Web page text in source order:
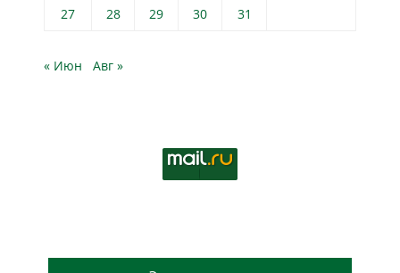
27
28 29 30 31
« Июн Авг »